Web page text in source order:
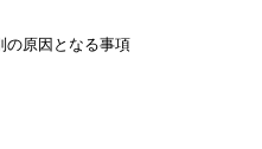
の原因となる事項